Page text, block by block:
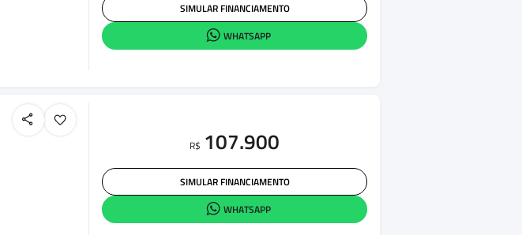
SIMULAR FINANCIAMENTO
WHATSAPP
R$ 107.900
SIMULAR FINANCIAMENTO
WHATSAPP